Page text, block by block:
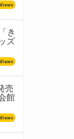
き
ズ
売
館